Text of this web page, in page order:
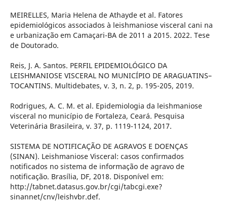
MEIRELLES, Maria Helena de Athayde et al. Fatores
epidemiológicos associados à leishmaniose visceral cani na
e urbanização em Camaçari-BA de 2011 a 2015. 2022. Tese
de Doutorado.
Reis, J. A. Santos. PERFIL EPIDEMIOLÓGICO DA
LEISHMANIOSE VISCERAL NO MUNICÍPIO DE ARAGUATINS–
TOCANTINS. Multidebates, v. 3, n. 2, p. 195-205, 2019.
Rodrigues, A. C. M. et al. Epidemiologia da leishmaniose
visceral no município de Fortaleza, Ceará. Pesquisa
Veterinária Brasileira, v. 37, p. 1119-1124, 2017.
SISTEMA DE NOTIFICAÇÃO DE AGRAVOS E DOENÇAS
(SINAN). Leishmaniose Visceral: casos confirmados
notificados no sistema de informação de agravo de
notificação. Brasília, DF, 2018. Disponível em:
http://tabnet.datasus.gov.br/cgi/tabcgi.exe?
sinannet/cnv/leishvbr.def.